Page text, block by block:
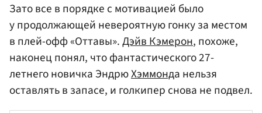
Зато все в порядке с мотивацией было
у продолжающей невероятную гонку за местом
в плей-офф «Оттавы».Дэйв Кэмерон, похоже,
наконец понял, что фантастического 27-
летнего новичка ЭндрюХэммонда нельзя
оставлять в запасе, и голкипер снова не подвел.